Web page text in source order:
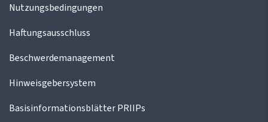
Nutzungsbedingungen
Haftungsausschluss
Beschwerdemanagement
Hinweisgebersystem
Basisinformationsblätter PRIIPs